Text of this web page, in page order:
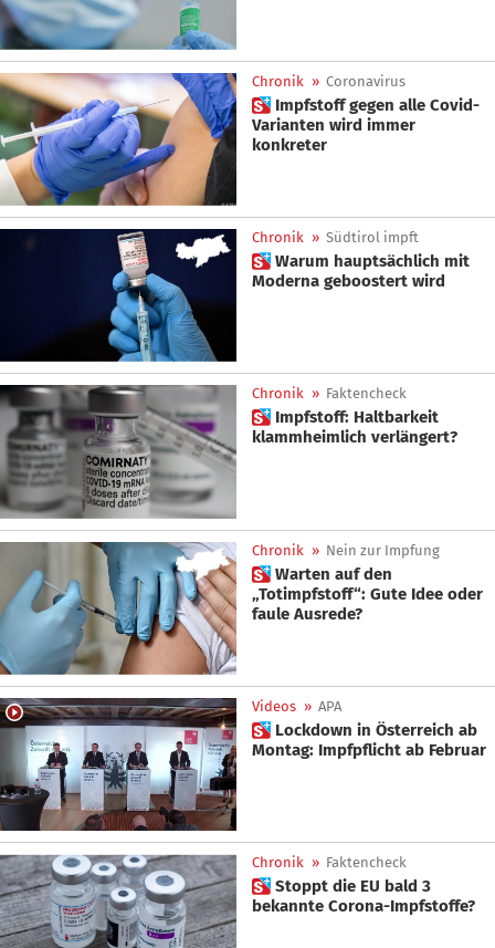
Chronik » Coronavirus
 Impfstoff gegen alle Covid-
Varianten wird immer
konkreter
Chronik » Südtirol impft
 Warum hauptsächlich mit
Moderna geboostert wird
Chronik » Faktencheck
 Impfstoff: Haltbarkeit
klammheimlich verlängert?
Chronik » Nein zur Impfung
 Warten auf den
„Totimpfstoff“: Gute Idee oder
faule Ausrede?
Videos » APA
 Lockdown in Österreich ab
Montag: Impfpflicht ab Februar
Chronik » Faktencheck
 Stoppt die EU bald 3
bekannte Corona-Impfstoffe?